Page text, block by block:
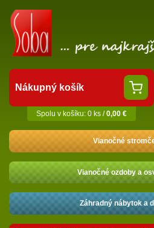
Nákupný košík
Spolu v košíku: 0 ks /0,00 €
Vianočné
Vianočné ozdoby a
Záhradný nábytok a